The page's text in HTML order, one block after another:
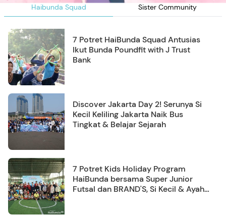
Haibunda Squad Sister Community
7 Potret HaiBunda Squad Antusias
Ikut Bunda Poundfit with J Trust
Bank
Discover Jakarta Day 2! Serunya Si
Kecil Keliling Jakarta Naik Bus
Tingkat & Belajar Sejarah
7 Potret Kids Holiday Program
HaiBunda bersama Super Junior
Futsal dan BRAND'S, Si Kecil & Ayah